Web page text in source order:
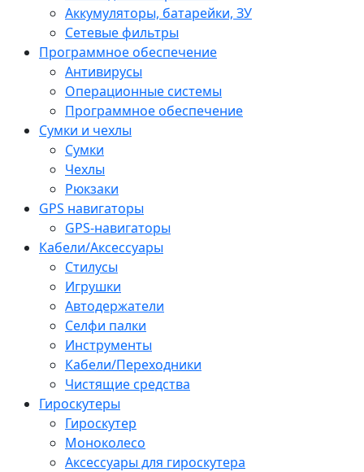
Аккумуляторы, батарейки, ЗУ
Сетевые фильтры
Программное обеспечение
Антивирусы
Операционные системы
Программное обеспечение
Сумки и чехлы
Сумки
Чехлы
Рюкзаки
GPS навигаторы
GPS-навигаторы
Кабели/Аксессуары
Стилусы
Игрушки
Автодержатели
Селфи палки
Инструменты
Кабели/Переходники
Чистящие средства
Гироскутеры
Гироскутер
Моноколесо
Аксессуары для гироскутера